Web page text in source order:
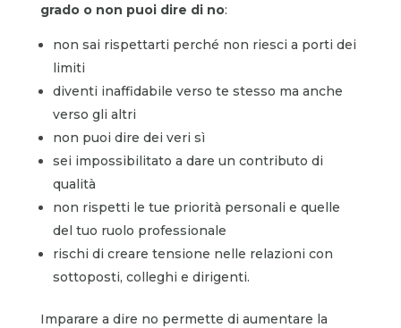
grado o non puoi dire di no:
non sai rispettarti perché non riesci a porti dei
limiti
diventi inaffidabile verso te stesso ma anche
verso gli altri
non puoi dire dei veri sì
sei impossibilitato a dare un contributo di
qualità
non rispetti le tue priorità personali e quelle
del tuo ruolo professionale
rischi di creare tensione nelle relazioni con
sottoposti, colleghi e dirigenti.
Imparare a dire no permette di aumentare la